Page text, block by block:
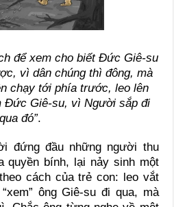
để xem cho biết Đức Giê-su
vì dân chúng thì đông, mà
chạy tới phía trước, leo lên
Đức Giê-su, vì Người sắp đi
qua đó”.
đứng đầu những người thu
quyền bính, lại nảy sinh một
cách của trẻ con: leo vắt
ông Giê-su đi qua, mà